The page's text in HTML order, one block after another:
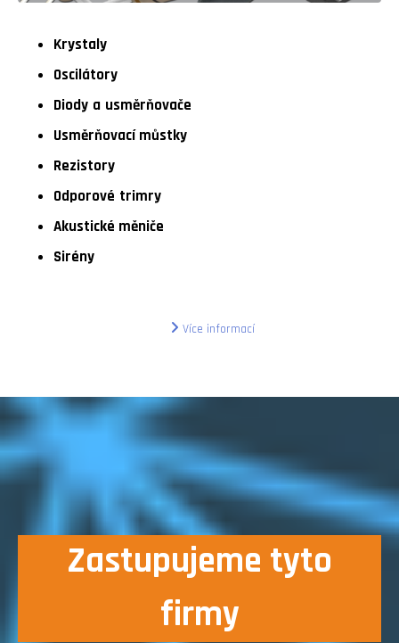
Krystaly
Oscilátory
Diody a usměrňovače
Usměrňovací můstky
Rezistory
Odporové trimry
Akustické měniče
Sirény
Více informací
Zastupujeme tyto
firmy